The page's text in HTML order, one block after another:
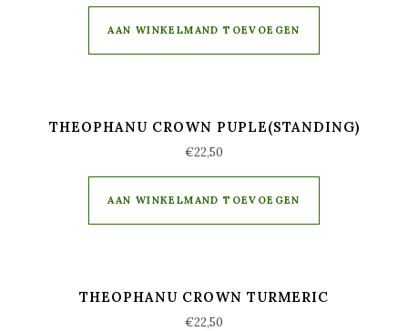
AAN WINKELMAND TOEVOEGEN
THEOPHANU CROWN PUPLE(STANDING)
€22,50
AAN WINKELMAND TOEVOEGEN
THEOPHANU CROWN TURMERIC
€22,50